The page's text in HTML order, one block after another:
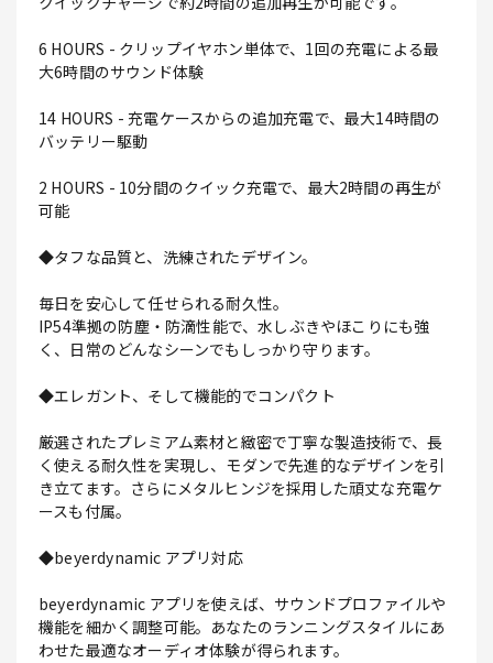
6 HOURS - クリップイヤホン単体で、1回の充電による最
大6時間のサウンド体験
14 HOURS - 充電ケースからの追加充電で、最大14時間の
バッテリー駆動
2 HOURS - 10分間のクイック充電で、最大2時間の再生が
可能
◆タフな品質と、洗練されたデザイン。
毎日を安心して任せられる耐久性。
IP54準拠の防塵・防滴性能で、水しぶきやほこりにも強
く、日常のどんなシーンでもしっかり守ります。
◆エレガント、そして機能的でコンパクト
厳選されたプレミアム素材と緻密で丁寧な製造技術で、長
く使える耐久性を実現し、モダンで先進的なデザインを引
き立てます。さらにメタルヒンジを採用した頑丈な充電ケ
ースも付属。
◆beyerdynamic アプリ対応
beyerdynamic アプリを使えば、サウンドプロファイルや
機能を細かく調整可能。あなたのランニングスタイルにあ
わせた最適なオーディオ体験が得られます。